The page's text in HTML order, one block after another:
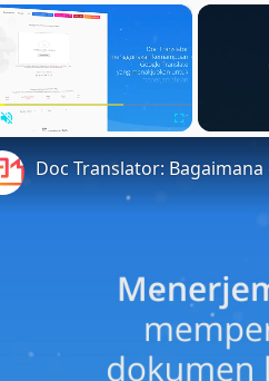
×
Doc Translator: